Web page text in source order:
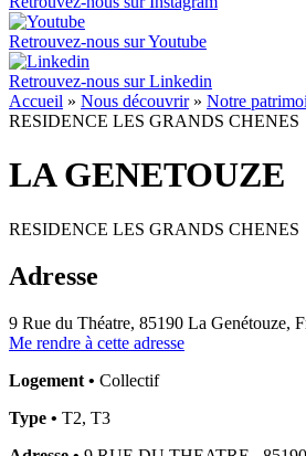
Retrouvez-nous surYoutube
Retrouvez-nous surLinkedin
Accueil » Nous découvrir» Notre
RESIDENCE LES GRANDS CHENES
LA GENETOUZE
RESIDENCE LES GRANDS CHENES
Adresse
9 Rue du Théatre, 85190 La Genétouze,
Me rendre à cette adresse
Logement • Collectif
Type • T2, T3